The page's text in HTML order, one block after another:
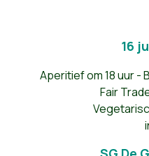
16
Aperitief om 18 uur -
Fair